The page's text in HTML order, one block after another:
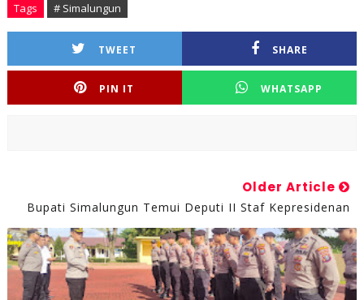
Tags # Simalungun
TWEET SHARE
PIN IT WHATSAPP
Older Article
Bupati Simalungun Temui Deputi II Staf Kepresidenan